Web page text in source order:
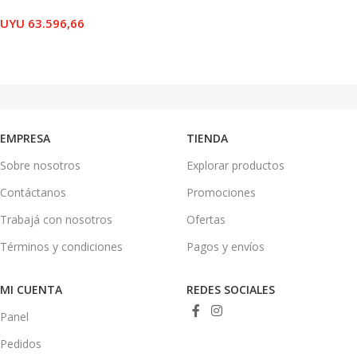
UYU 63.596,66
EMPRESA
Sobre nosotros
Contáctanos
Trabajá con nosotros
Términos y condiciones
TIENDA
Explorar productos
Promociones
Ofertas
Pagos y envíos
MI CUENTA
Panel
Pedidos
REDES SOCIALES